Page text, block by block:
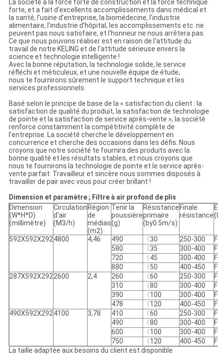
La société a la force forte de construction et la force technique
forte, et a fait d'excellents accomplissements dans médical et
la santé, l'usine d'entreprise, la biomédecine, l'industrie
alimentaire, l'industrie d'hôpital, les accomplissements etc. ne
peuvent pas nous satisfaire, et l'honneur ne nous arrêtera pas.
Ce que nous pouvons réaliser est en raison de l'attitude du
travail de notre KELING et de l'attitude sérieuse envers la
science et technologie intelligente !
Avec la bonne réputation, la technologie solide, le service
réfléchi et méticuleux, et une nouvelle équipe de étude,
nous te fournirons sûrement le support technique et les
services professionnels.
Basé selon le principe de base de la « satisfaction du client : la
satisfaction de qualité du produit, la satisfaction de technologie
de pointe et la satisfaction de service après-vente », la société
renforce constamment la compétitivité complète de
l'entreprise. La société cherche le développement en
concurrence et cherche des occasions dans les défis. Nous
croyons que notre société te fournira des produits avec la
bonne qualité et les résultats stables, et nous croyons que
nous te fournirons la technologie de pointe et le service après-
vente parfait. Travailleur et sincère nous sommes disposés à
travailler de pair avec vous pour créer brillant !
Dimension et paramètre ; Filtre à air profond de plis
Dimension
(W*H*D)
(millimètre)
Circulation
d'air
(M3/h)
Région
de
médias
(m2)
Tenir la
poussière
(g)
Résistance
primaire
(by0.5m/s)
Finale
résistance
592X592X2924800 4,46 490 〈30 250-300
580
〈35 300-400
720
〈45 300-400
880
〈50 400-450
287X592X2922600 2,4 260 〈60 250-300
310
〈80 300-400
390
〈100 300-400
478
〈120 400-450
490X592X2924100 3,78 410 〈60 250-300
490
〈80 300-400
600
〈100 300-400
750
〈120 400-450
La taille adaptée aux besoins du client est disponible